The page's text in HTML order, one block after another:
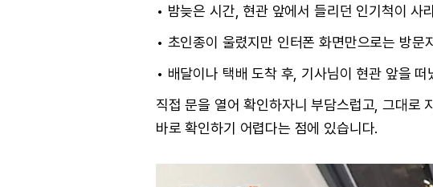
• 밤늦은 시간, 현관 앞에서 들리던 인기척이 사
• 초인종이 울렸지만 인터폰 화면만으로는 방문
• 배달이나 택배 도착 후, 기사님이 현관 앞을
직접 문을 열어 확인하자니 부담스럽고, 그대로
바로 확인하기 어렵다는 점에 있습니다.